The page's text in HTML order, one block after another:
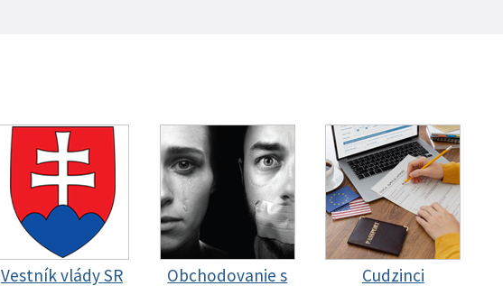
Vestník vlády SR
Obchodovanie s
Cudzinci